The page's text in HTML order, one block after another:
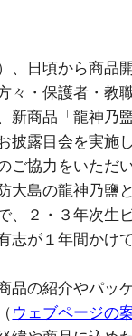
、日頃から商品
々・保護者・教
新商品 「龍神乃
披露目会を実施
ご協力をいただ
大島の龍神乃鹽
、２・３年次生
志が１年間かけ
品の紹介やパッ
ウェブページの